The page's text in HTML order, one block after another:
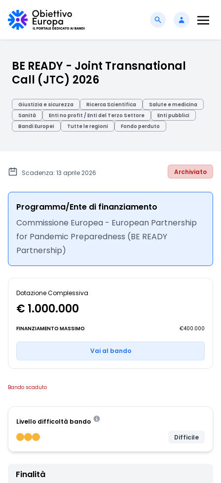
BE READY - Joint Transnational
Call (JTC) 2026
Giustizia e sicurezza Ricerca Scientifica
Salute e medicina
Sanità
Enti no profit / Enti del Terzo Settore
Enti pubblici
Bandi Europei
Tutte le regioni Fondo perduto
Scadenza: 13 aprile 2026 Archiviato
Programma/Ente di finanziamento
Commissione Europea - European Partnership
for Pandemic Preparedness (BE READY
Partnership)
Dotazione Complessiva
€ 1.000.000
FINANZIAMENTO MASSIMO €400.000
Vai al bando
Bando scaduto
Livello difficoltà bando
Difficile
Finalità